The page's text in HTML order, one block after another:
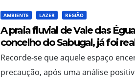
AMBIENTE LAZER REGIÃO
A praia fluvial de Vale das
concelho do Sabugal, já foi
ao público e está apta a
banhistas
Recorde-se que aquele espaço
precaução, após uma análise